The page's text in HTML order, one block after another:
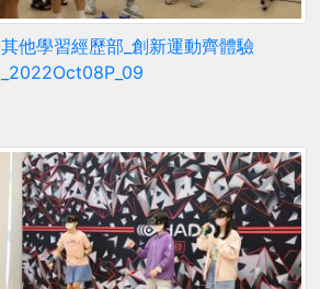
其他學習經歷部_創新運動齊體驗
_2022Oct08P_09